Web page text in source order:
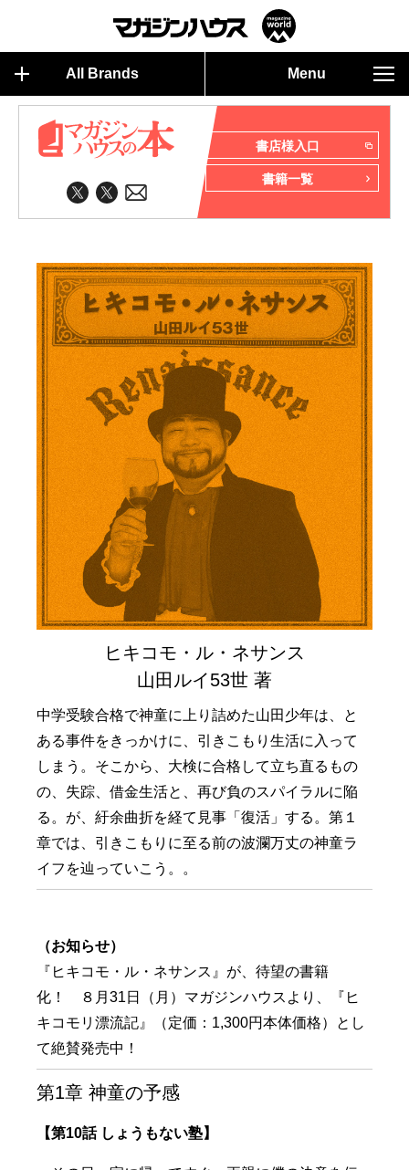
All Brands Menu
書店様入口
書籍一覧
ヒキコモ・ル・ネサンス
山田ルイ53世 著
中学受験合格で神童に上り詰めた山田少年は、と
ある事件をきっかけに、引きこもり生活に入って
しまう。そこから、大検に合格して立ち直るもの
の、失踪、借金生活と、再び負のスパイラルに陥
る。が、紆余曲折を経て見事「復活」する。第１
章では、引きこもりに至る前の波瀾万丈の神童ラ
イフを辿っていこう。。
（お知らせ）
『ヒキコモ・ル・ネサンス』が、待望の書籍
化！ ８月31日（月）マガジンハウスより、『ヒ
キコモリ漂流記』（定価：1,300円本体価格）とし
て絶賛発売中！
第1章 神童の予感
【第10話 しょうもない塾】